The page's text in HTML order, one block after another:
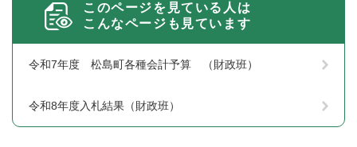
このページを見ている人は
こんなページも見ています
令和7年度 松島町各種会計予算 （財政班）
令和8年度入札結果（財政班）